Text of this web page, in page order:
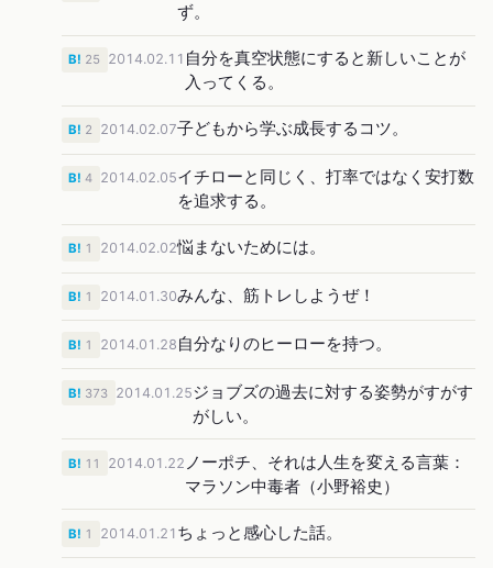
ず。
2014.02.11 自分を真空状態にすると新しいことが
入ってくる。
B! 25
2014.02.07子どもから学ぶ成長するコツ。
B! 2
2014.02.05イチローと同じく、打率ではなく安打数
を追求する。
B! 4
2014.02.02悩まないためには。
B! 1
2014.01.30みんな、筋トレしようぜ！
B! 1
2014.01.28 自分なりのヒーローを持つ。
B! 1
2014.01.25ジョブズの過去に対する姿勢がすがす
がしい。
B! 373
2014.01.22 ノーポチ、それは人生を変える言葉：
マラソン中毒者（小野裕史）
B! 11
2014.01.21 ちょっと感心した話。
B! 1